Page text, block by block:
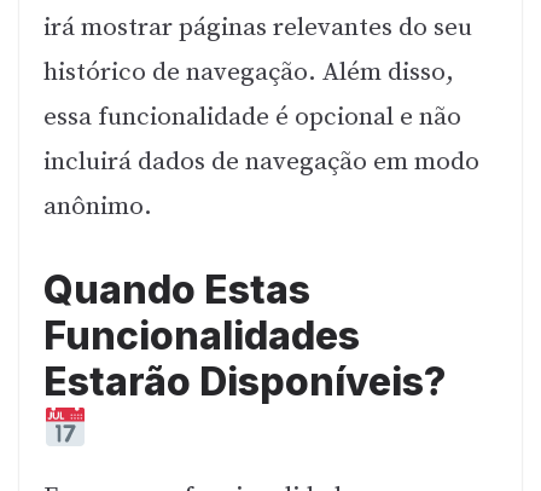
irá mostrar páginas relevantes do seu
histórico de navegação. Além disso,
essa funcionalidade é opcional e não
incluirá dados de navegação em modo
anônimo.
Quando Estas
Funcionalidades
Estarão Disponíveis?